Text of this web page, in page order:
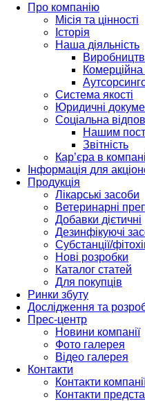
Про компанію
Місія та цінності
Історія
Наша діяльність
Комерційна
Система якості
Юридичні
Соціальна
Нашим
Звітність
Кар’єра в
Інформація для
Продукція
Лікарські засоби
Ветеринарні
Добавки дієтичні
Дезинфікуючі
Субстанції/
Нові розробки
Каталог статей
Для покупців
Ринки збуту
Дослідження та
Прес-центр
Новини компанії
Фото галерея
Відео галерея
Контакти
Контакти
Контакти